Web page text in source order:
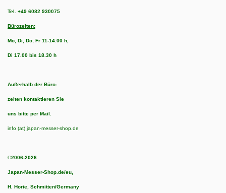
Tel. +49 6082 930075
Bürozeiten:
Mo, Di, Do, Fr 11-14.00 h,
Di 17.00 bis 18.30 h
Außerhalb der Büro-
zeiten kontaktieren Sie
uns bitte per Mail.
info (at) japan-messer-shop.de
©2006-2026
Japan-Messer-Shop.de/eu,
H. Horie, Schmitten/Germany